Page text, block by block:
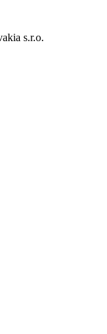
s.r.o.